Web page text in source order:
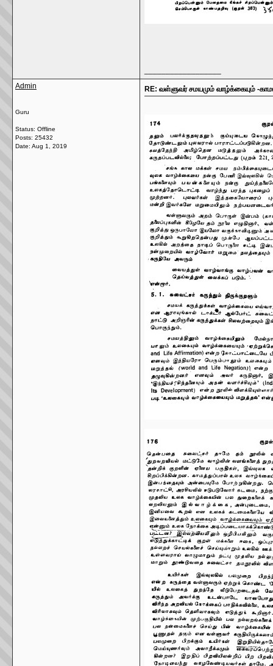
Admin
Guru
Status: Offline
Posts: 25432
Date: Aug 1, 2019
RE: வள்ளுவர் சமயமும் வாழ்க்கையும் -